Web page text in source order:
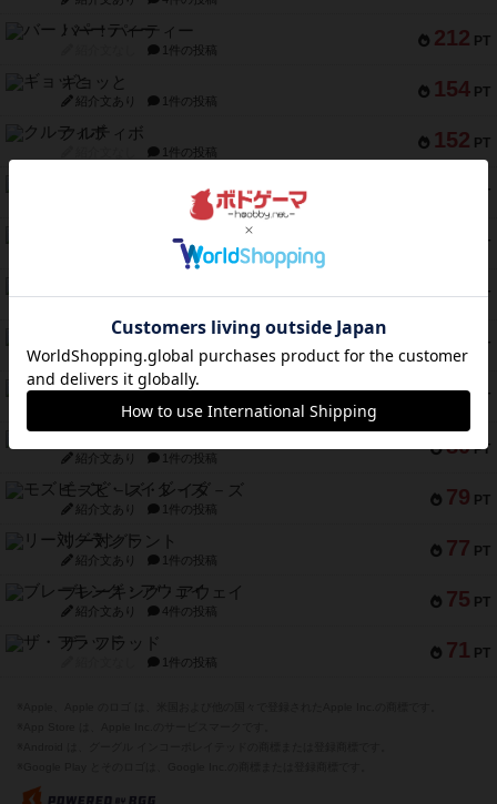
212 PT
バー！パーティー
1件の投稿
154 PT
ギョッと
紹介文あり 1件の投稿
152 PT
クルティボ
1件の投稿
PT
1件の投稿
PT
ドブル：ポケットモンスター
4件の投稿
118 PT
PT
ファースト・イン・フライト
紹介文あり 3件の投稿
88 PT
ダイススローン
紹介文なし 1件の投稿
80 PT
紹介文あり 1件の投稿
79 PT
モズビ－ズ・レイダ－ズ
紹介文あり 1件の投稿
77 PT
リー対グラント
紹介文あり 1件の投稿
75 PT
ブレーキング・アウェイ
紹介文あり 4件の投稿
71 PT
ザ・フラッド
1件の投稿